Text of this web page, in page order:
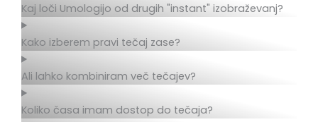
Kaj loči Umologijo od drugih "instant" izobraževanj?
Kako izberem pravi tečaj zase?
Ali lahko kombiniram več tečajev?
Koliko časa imam dostop do tečaja?